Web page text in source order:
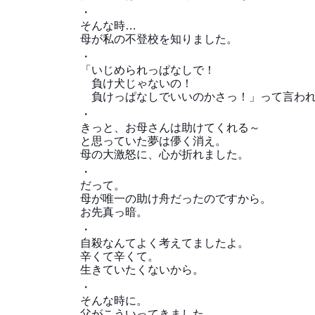
・
そんな時…
母が私の不登校を知りました。
・
「いじめられっぱなしで！
負け犬じゃないの！
負けっぱなしでいいのかさっ！」って言わ
・
きっと、お母さんは助けてくれる～
と思っていた夢は儚く消え。
母の大激怒に、心が折れました。
・
だって。
母が唯一の助け舟だったのですから。
お先真っ暗。
・
自殺なんてよく考えてましたよ。
辛くて辛くて。
生きていたくないから。
・
そんな時に。